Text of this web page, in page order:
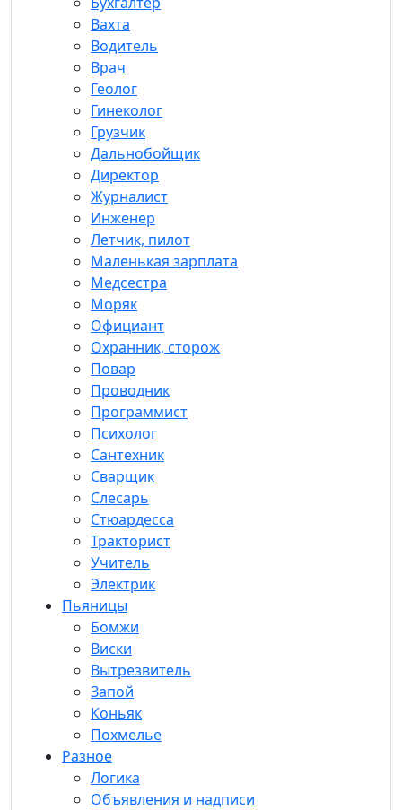
Вахта
Водитель
Врач
Геолог
Гинеколог
Грузчик
Дальнобойщик
Директор
Журналист
Инженер
Летчик, пилот
Маленькая зарплата
Медсестра
Моряк
Официант
Охранник, сторож
Повар
Проводник
Программист
Психолог
Сантехник
Сварщик
Слесарь
Стюардесса
Тракторист
Учитель
Электрик
Пьяницы
Бомжи
Виски
Вытрезвитель
Запой
Коньяк
Похмелье
Разное
Логика
Объявления и надписи